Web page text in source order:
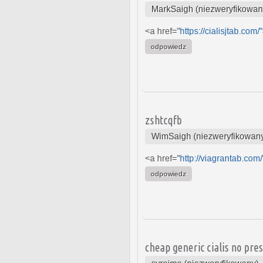
MarkSaigh
<a href="https://cialisjtab.com/
odpowiedz
zshtcqfb
WimSaigh
<a href="http://
odpowiedz
cheap generic cialis no